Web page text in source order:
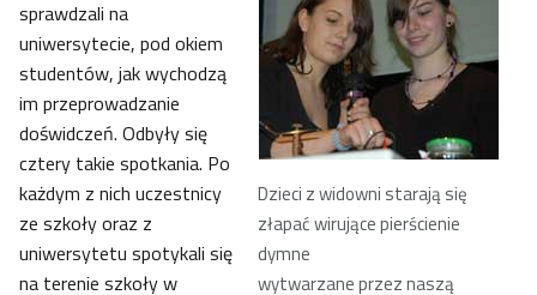
Dzieci z widowni starają się
złapać wirujące pierścienie
dymne
wytwarzane przez naszą
sprawdzali na
uniwersytecie, pod okiem
studentów, jak wychodzą
im przeprowadzanie
doświdczeń. Odbyły się
cztery takie spotkania. Po
każdym z nich uczestnicy
ze szkoły oraz z
uniwersytetu spotykali się
na terenie szkoły w